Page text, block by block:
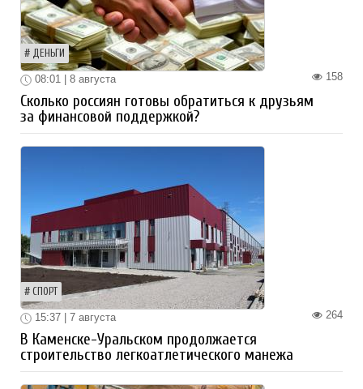
ДЕНЬГИ
158
08:01 | 8 августа
Сколько россиян готовы обратиться к друзьям
за финансовой поддержкой?
СПОРТ
264
15:37 | 7 августа
В Каменске-Уральском продолжается
строительство легкоатлетического манежа